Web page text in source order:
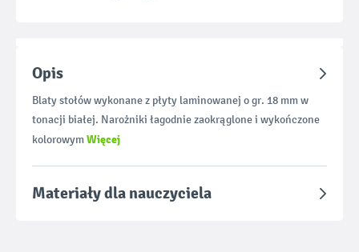
Opis
Blaty stołów wykonane z płyty laminowanej o gr. 18 mm w
tonacji białej. Narożniki łagodnie zaokrąglone i wykończone
kolorowymWięcej
Materiały dla nauczyciela